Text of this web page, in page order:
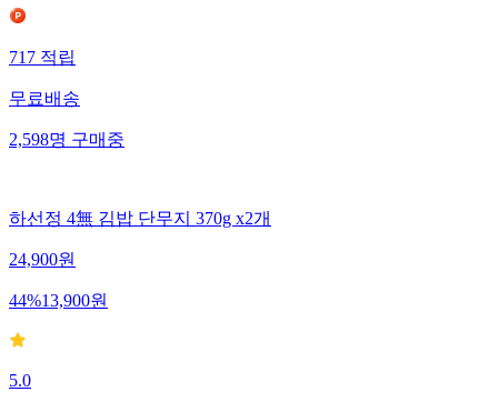
717적립
무료배송
2,598명구매중
하선정 4無 김밥 단무지 370g x2개
24,900원
44%13,900원
5.0